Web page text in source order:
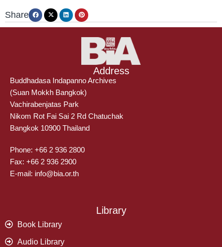
Share
Address
Buddhadasa Indapanno Archives
(Suan Mokkh Bangkok)
Vachirabenjatas Park
Nikom Rot Fai Sai 2 Rd Chatuchak
Bangkok 10900 Thailand
Phone: +66 2 936 2800
Fax: +66 2 936 2900
E-mail: info@bia.or.th
Library
Book Library
Audio Library